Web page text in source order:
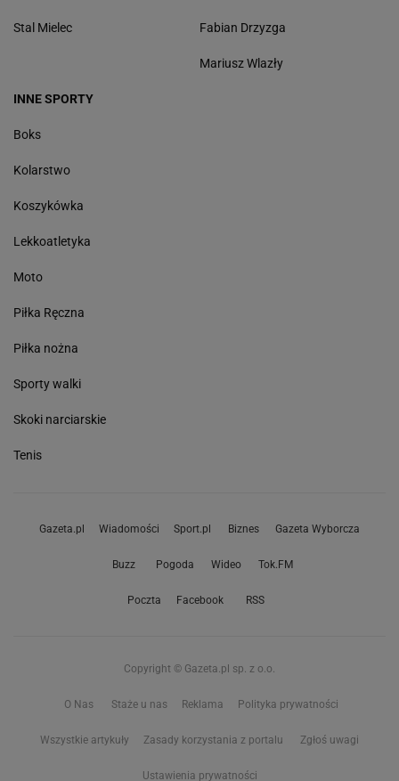
Stal Mielec Fabian Drzyzga
Mariusz Wlazły
INNE SPORTY
Boks
Kolarstwo
Koszykówka
Lekkoatletyka
Moto
Piłka Ręczna
Piłka nożna
Sporty walki
Skoki narciarskie
Tenis
Gazeta.pl Wiadomości Sport.pl Biznes Gazeta Wyborcza
Buzz Pogoda Wideo Tok.FM
Poczta Facebook RSS
Copyright © Gazeta.pl sp. z o.o.
O Nas Staże u nas Reklama Polityka prywatności
Wszystkie artykuły Zasady korzystania z portalu Zgłoś uwagi
Ustawienia prywatności